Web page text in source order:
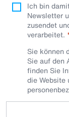
Ich bin
Newsletter
zusendet
verarbeitet.
Sie können
Sie auf den
finden Sie
die Website